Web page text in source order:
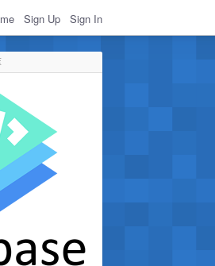
Sign Up Sign In